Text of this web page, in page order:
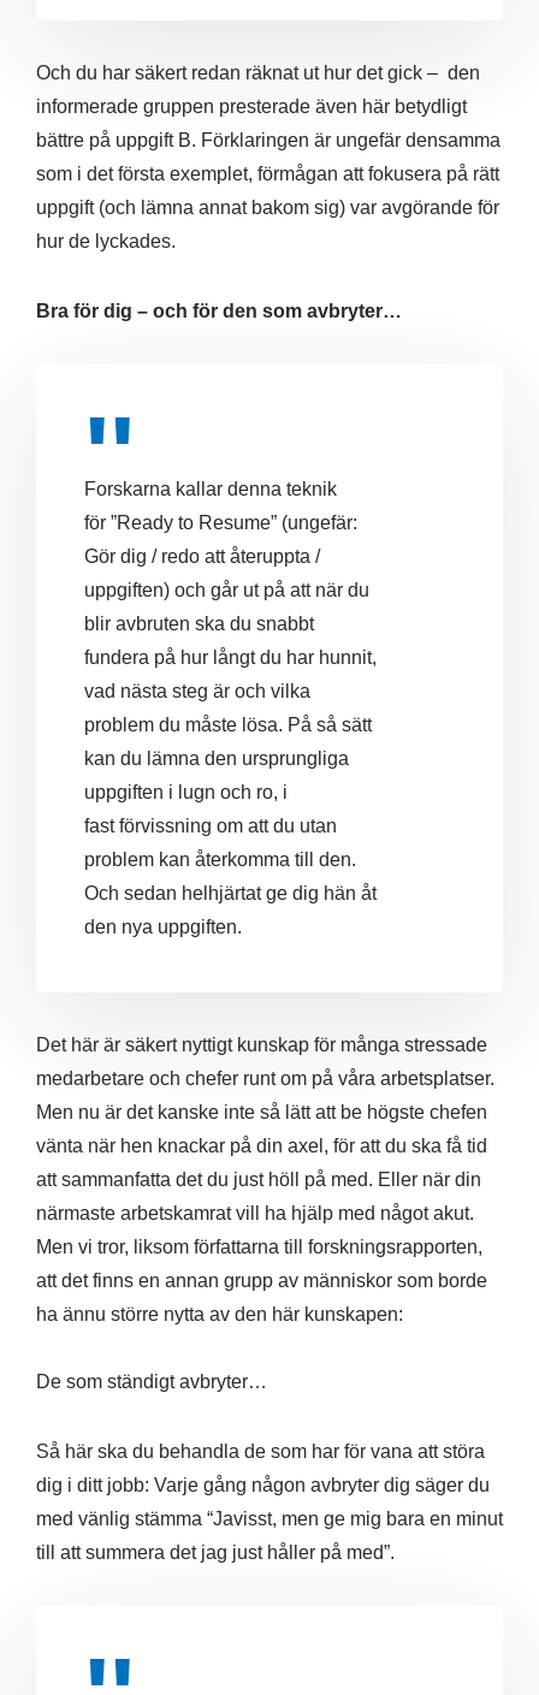
Och du har säkert redan räknat ut hur det gick – den
informerade gruppen presterade även här betydligt
bättre på uppgift B. Förklaringen är ungefär densamma
som i det första exemplet, förmågan att fokusera på rätt
uppgift (och lämna annat bakom sig) var avgörande för
hur de lyckades.
Bra för dig – och för den som avbryter…
Forskarna kallar denna teknik
för ”Ready to Resume” (ungefär:
Gör dig / redo att återuppta /
uppgiften) och går ut på att när du
blir avbruten ska du snabbt
fundera på hur långt du har hunnit,
vad nästa steg är och vilka
problem du måste lösa. På så sätt
kan du lämna den ursprungliga
uppgiften i lugn och ro, i
fast förvissning om att du utan
problem kan återkomma till den.
Och sedan helhjärtat ge dig hän åt
den nya uppgiften.
Det här är säkert nyttigt kunskap för många stressade
medarbetare och chefer runt om på våra arbetsplatser.
Men nu är det kanske inte så lätt att be högste chefen
vänta när hen knackar på din axel, för att du ska få tid
att sammanfatta det du just höll på med. Eller när din
närmaste arbetskamrat vill ha hjälp med något akut.
Men vi tror, liksom författarna till forskningsrapporten,
att det finns en annan grupp av människor som borde
ha ännu större nytta av den här kunskapen:
De som ständigt avbryter…
Så här ska du behandla de som har för vana att störa
dig i ditt jobb: Varje gång någon avbryter dig säger du
med vänlig stämma “Javisst, men ge mig bara en minut
till att summera det jag just håller på med”.